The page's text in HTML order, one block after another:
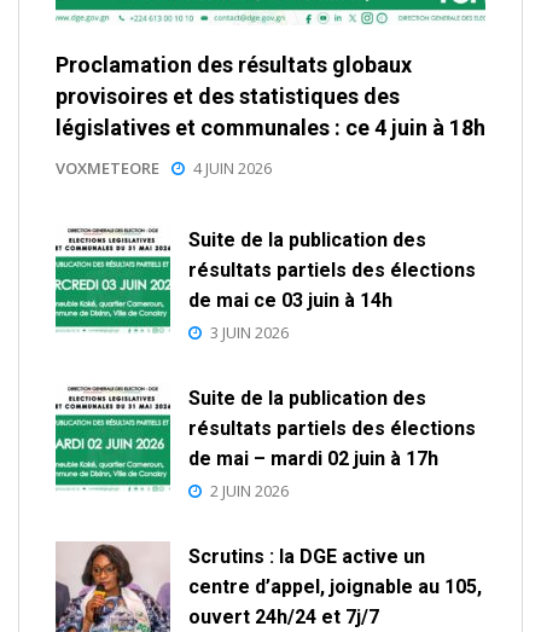
Proclamation des résultats globaux
provisoires et des statistiques des
législatives et communales : ce 4 juin à 18h
VOXMETEORE 4 JUIN 2026
Suite de la publication des
résultats partiels des élections
de mai ce 03 juin à 14h
3 JUIN 2026
Suite de la publication des
résultats partiels des élections
de mai – mardi 02 juin à 17h
2 JUIN 2026
Scrutins : la DGE active un
centre d’appel, joignable au 105,
ouvert 24h/24 et 7j/7